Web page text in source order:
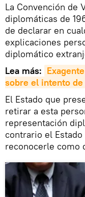
La Convención de
diplomáticas de
de declarar en
explicaciones
diplomático
Lea más:
sobre el intento
El Estado que
retirar a esta
representación
contrario el
reconocerle como